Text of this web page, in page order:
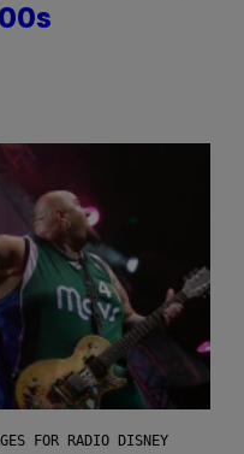
FOR RADIO DISNEY